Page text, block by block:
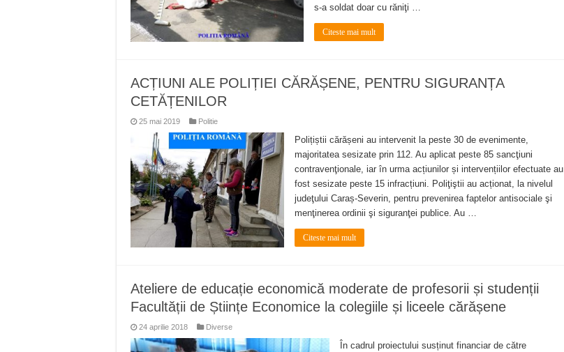
s-a soldat doar cu răniţi …
Citeste mai mult
ACȚIUNI ALE POLIȚIEI CĂRĂȘENE, PENTRU SIGURANȚA
CETĂȚENILOR
25 mai 2019 Politie
Polițiștii cărășeni au intervenit la peste 30 de evenimente,
majoritatea sesizate prin 112. Au aplicat peste 85 sancţiuni
contravenţionale, iar în urma acțiunilor și intervențiilor efectuate au
fost sesizate peste 15 infracțiuni. Poliţiştii au acționat, la nivelul
judeţului Caraș-Severin, pentru prevenirea faptelor antisociale şi
menţinerea ordinii şi siguranţei publice. Au …
Citeste mai mult
Ateliere de educație economică moderate de profesorii și studenții
Facultății de Științe Economice la colegiile și liceele cărășene
24 aprilie 2018 Diverse
În cadrul proiectului susținut financiar de către